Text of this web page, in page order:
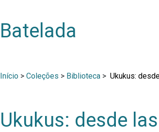
Batelada
Início > Coleções > Biblioteca > Ukukus:
Ukukus: desde